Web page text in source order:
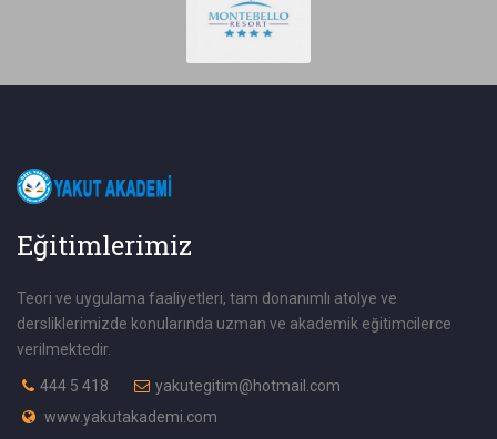
Eğitimlerimiz
Teori ve uygulama faaliyetleri, tam donanımlı atolye ve
dersliklerimizde konularında uzman ve akademik eğitimcilerce
verilmektedir.
444 5 418
yakutegitim@hotmail.com
www.yakutakademi.com